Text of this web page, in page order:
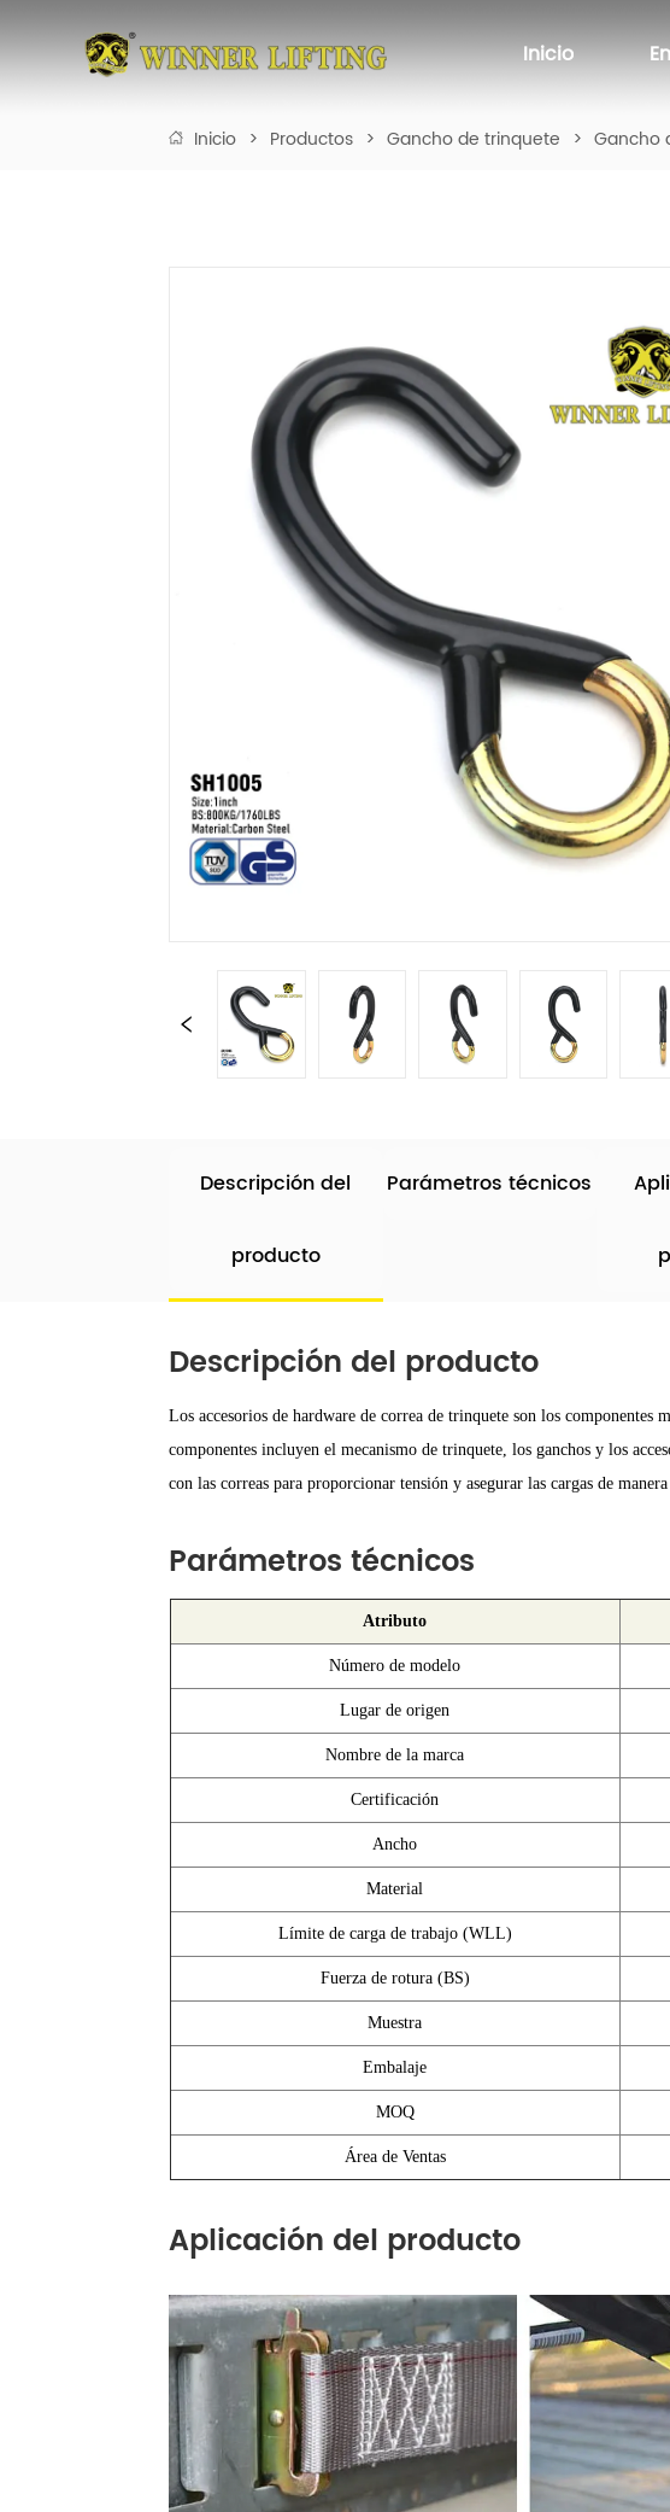
Inicio
Inicio > Productos > Gancho de trinquete > Gancho
Descripción del
producto
Parámetros técnicos
Descripción del producto
Los accesorios de hardware de correa de trinquete son los
componentes incluyen el mecanismo de trinquete, los ganchos y los
con las correas para proporcionar tensión y asegurar las cargas de
Parámetros técnicos
Atributo
Número de modelo
Lugar de origen
Nombre de la marca
Certificación
Ancho
Material
Límite de carga de trabajo (WLL)
Fuerza de rotura (BS)
Muestra
Embalaje
MOQ
Área de Ventas
Aplicación del producto